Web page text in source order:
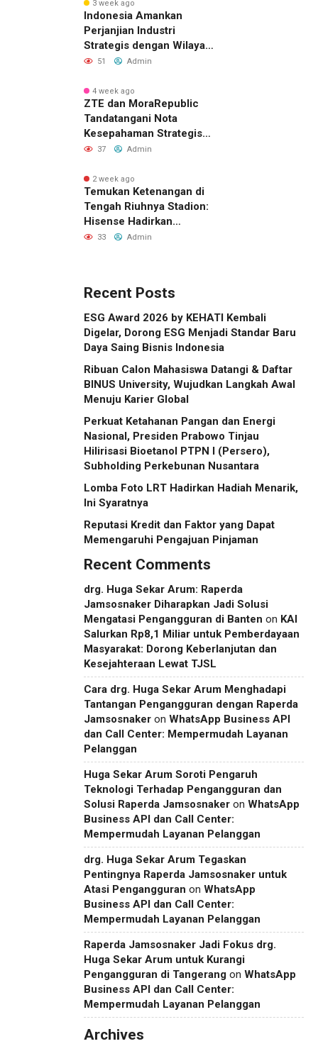
3 week ago
Indonesia Amankan
Perjanjian Industri
Strategis dengan Wilayah
Sverdlovsk, Rusia untuk
51 Admin
4 week ago
ZTE dan MoraRepublic
Tandatangani Nota
Kesepahaman Strategis
untuk Memperluas
Indonesia
37 Admin
2 week ago
Temukan Ketenangan di
Tengah Riuhnya Stadion:
Hisense Hadirkan
Pengalaman FIFA World
Kota Tuan Rumah
33 Admin
Recent Posts
ESG Award 2026 by KEHATI Kembali
Digelar, Dorong ESG Menjadi Standar Baru
Daya Saing Bisnis Indonesia
Ribuan Calon Mahasiswa Datangi & Daftar
BINUS University, Wujudkan Langkah Awal
Menuju Karier Global
Perkuat Ketahanan Pangan dan Energi
Nasional, Presiden Prabowo Tinjau
Hilirisasi Bioetanol PTPN I (Persero),
Subholding Perkebunan Nusantara
Lomba Foto LRT Hadirkan Hadiah Menarik,
Ini Syaratnya
Reputasi Kredit dan Faktor yang Dapat
Memengaruhi Pengajuan Pinjaman
Recent Comments
drg. Huga Sekar Arum: Raperda
Jamsosnaker Diharapkan Jadi Solusi
Mengatasi Pengangguran di Banten on KAI
Salurkan Rp8,1 Miliar untuk Pemberdayaan
Masyarakat: Dorong Keberlanjutan dan
Kesejahteraan Lewat TJSL
Cara drg. Huga Sekar Arum Menghadapi
Tantangan Pengangguran dengan Raperda
Jamsosnaker on WhatsApp Business API
dan Call Center: Mempermudah Layanan
Pelanggan
Huga Sekar Arum Soroti Pengaruh
Teknologi Terhadap Pengangguran dan
Solusi Raperda Jamsosnaker on WhatsApp
Business API dan Call Center:
Mempermudah Layanan Pelanggan
drg. Huga Sekar Arum Tegaskan
Pentingnya Raperda Jamsosnaker untuk
Atasi Pengangguran on WhatsApp
Business API dan Call Center:
Mempermudah Layanan Pelanggan
Raperda Jamsosnaker Jadi Fokus drg.
Huga Sekar Arum untuk Kurangi
Pengangguran di Tangerang on WhatsApp
Business API dan Call Center:
Mempermudah Layanan Pelanggan
Archives